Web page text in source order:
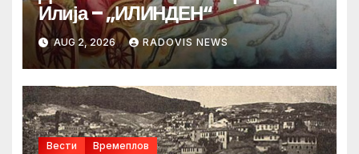
Илија – „ИЛИНДЕН“
AUG 2, 2026 RADOVIS NEWS
Вести Времеплов